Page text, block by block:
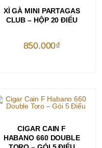
THÊM VÀO GIỎ HÀNG
XÌ GÀ MINI PARTAGAS
CLUB – HỘP 20 ĐIẾU
850.000₫
CIGAR CAIN F
HABANO 660 DOUBLE